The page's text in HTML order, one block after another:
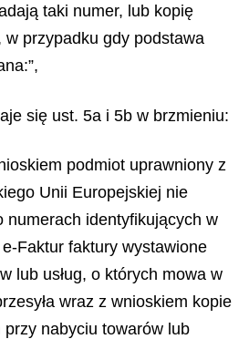
taki numer, lub kopię
przypadku gdy podstawa
się ust. 5a i 5b w brzmieniu:
podmiot uprawniony z
Unii Europejskiej nie
numerach identyfikujących w
Faktur faktury wystawione
lub usług, o których mowa w
wraz z wnioskiem kopie
nabyciu towarów lub